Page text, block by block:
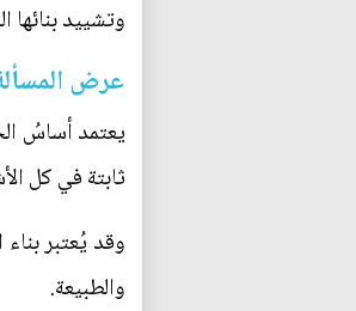
وتشييد
عرض
يعتمد أساسُ
ثابتة في كل
وقد يُعتبر
والطبيعة.